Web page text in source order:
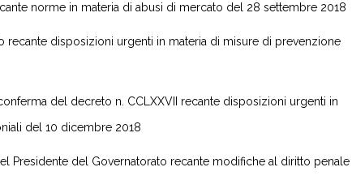
norme in materia di abusi di mercato del 28 settembre 2018
recante disposizioni urgenti in materia di misure di prevenzione
del decreto n. CCLXXVII recante disposizioni urgenti in
del 10 dicembre 2018
Presidente del Governatorato recante modifiche al diritto penale